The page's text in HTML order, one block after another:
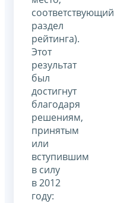
соответствующий
раздел
рейтинга).
Этот
результат
был
достигнут
благодаря
решениям,
принятым
или
вступившим
в силу
в 2012
году: